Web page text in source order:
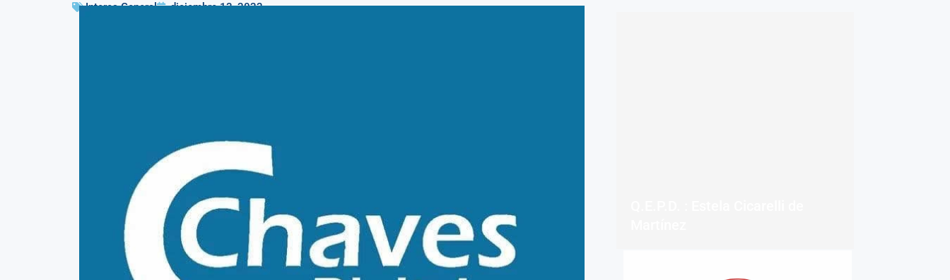
Interes General diciembre 13, 2022